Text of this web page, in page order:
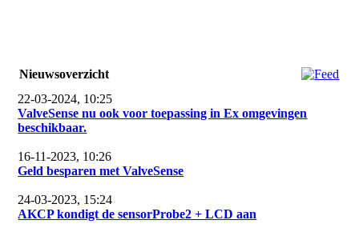
Nieuwsoverzicht
22-03-2024, 10:25
ValveSense nu ook voor toepassing in Ex omgevingen
beschikbaar.
16-11-2023, 10:26
Geld besparen met ValveSense
24-03-2023, 15:24
AKCP kondigt de sensorProbe2 + LCD aan